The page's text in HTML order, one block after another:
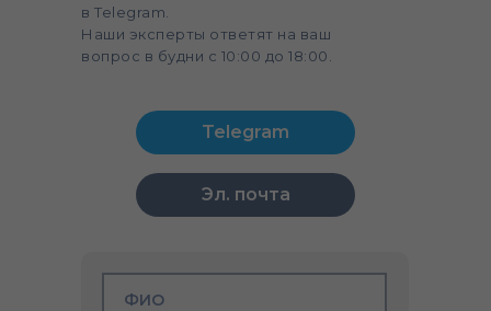
ФИО
в Telegram.
Наши эксперты ответят на ваш
вопрос в будни с 10:00 до 18:00.
Telegram
Эл. почта